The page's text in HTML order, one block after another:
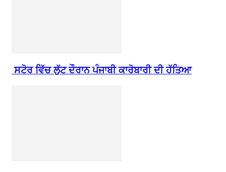
ਸਟੋਰ ਵਿੱਚ ਲੁੱਟ ਦੌਰਾਨ ਪੰਜਾਬੀ ਕਾਰੋਬਾਰੀ ਦੀ ਹੱਤਿਆ